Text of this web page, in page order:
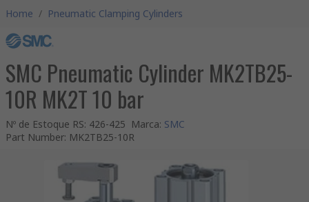
Home / Pneumatic Clamping Cylinders
SMC Pneumatic Cylinder MK2TB25-
10R MK2T 10 bar
Nº de Estoque RS: 426-425 Marca: SMC
Part Number: MK2TB25-10R